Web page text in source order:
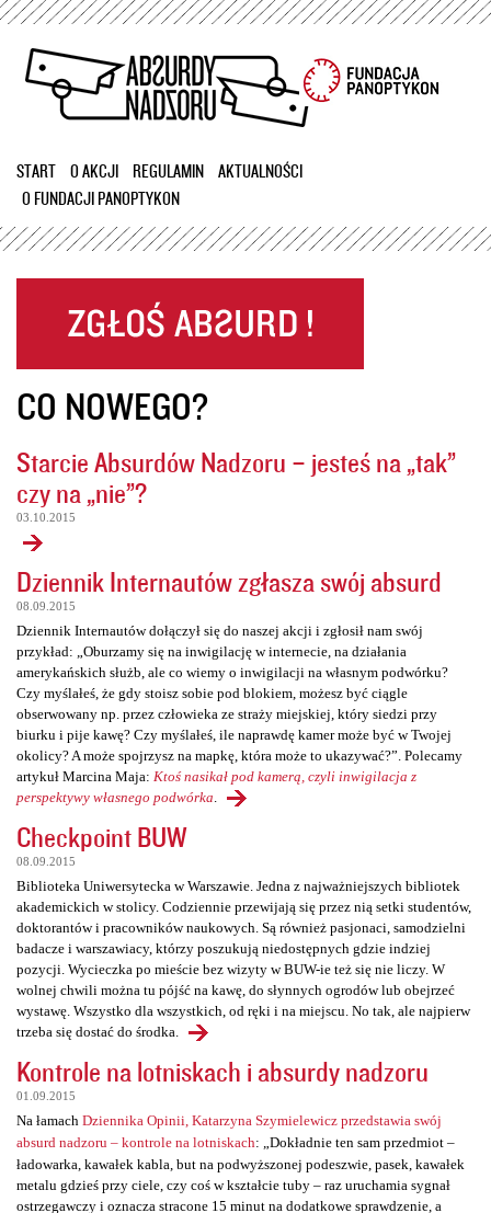
Przejdź
treści
START O AKCJI REGULAMIN
AKTUALNOŚCI
O FUNDACJI PANOPTYKON
CO NOWEGO?
Starcie Absurdów Nadzoru – jesteś na „tak”
czy na „nie”?
03.10.2015
Dziennik Internautów zgłasza swój absurd
08.09.2015
Dziennik Internautów dołączył się do naszej akcji i zgłosił nam swój
przykład: „Oburzamy się na inwigilację w internecie, na działania
amerykańskich służb, ale co wiemy o inwigilacji na własnym podwórku?
Czy myślałeś, że gdy stoisz sobie pod blokiem, możesz być ciągle
obserwowany np. przez człowieka ze straży miejskiej, który siedzi przy
biurku i pije kawę? Czy myślałeś, ile naprawdę kamer może być w Twojej
okolicy? A może spojrzysz na mapkę, która może to ukazywać?”. Polecamy
artykuł Marcina Maja: Ktoś nasikał pod kamerą, czyli inwigilacja z
perspektywy własnego podwórka
Checkpoint BUW
08.09.2015
Biblioteka Uniwersytecka w Warszawie. Jedna z najważniejszych bibliotek
akademickich w stolicy. Codziennie przewijają się przez nią setki studentów,
doktorantów i pracowników naukowych. Są również pasjonaci, samodzielni
badacze i warszawiacy, którzy poszukują niedostępnych gdzie indziej
pozycji. Wycieczka po mieście bez wizyty w BUW-ie też się nie liczy. W
wolnej chwili można tu pójść na kawę, do słynnych ogrodów lub obejrzeć
wystawę. Wszystko dla wszystkich, od ręki i na miejscu. No tak, ale najpierw
trzeba się dostać do środka.
Kontrole na lotniskach i absurdy nadzoru
01.09.2015
Na łamach Dziennika Opinii, Katarzyna Szymielewicz przedstawia swój
absurd nadzoru – kontrole na lotniskach: „Dokładnie ten sam przedmiot –
ładowarka, kawałek kabla, but na podwyższonej podeszwie, pasek, kawałek
metalu gdzieś przy ciele, czy coś w kształcie tuby – raz uruchamia sygnał
ostrzegawczy i oznacza stracone 15 minut na dodatkowe sprawdzenie, a